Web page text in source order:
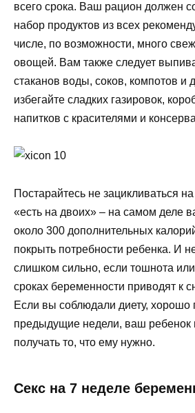
всего срока. Ваш рацион должен
набор продуктов из всех
числе, по возможности, много
овощей. Вам также следует
стаканов воды, соков, компотов и
избегайте сладких газировок,
напитков с красителями и
Постарайтесь не зацикливаться
«есть на двоих» – на самом деле
около 300 дополнительных
покрыть потребности ребенка. И
слишком сильно, если тошнота
сроках беременности приводят к
Если вы соблюдали диету, хорошо
предыдущие недели, ваш ребенок
получать то, что ему нужно.
Секс на 7 неделе